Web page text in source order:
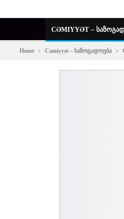
CƏMIYYƏT –
Home Cəmiyyət – საზოგადოება